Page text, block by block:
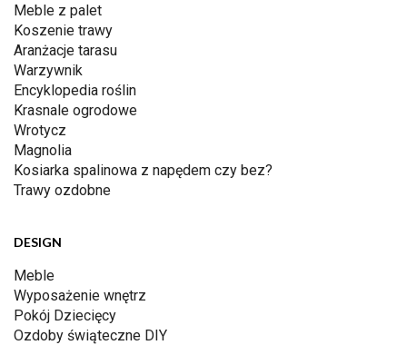
Meble z palet
Koszenie trawy
Aranżacje tarasu
Warzywnik
Encyklopedia roślin
Krasnale ogrodowe
Wrotycz
Magnolia
Kosiarka spalinowa z napędem czy bez?
Trawy ozdobne
DESIGN
Meble
Wyposażenie wnętrz
Pokój Dziecięcy
Ozdoby świąteczne DIY